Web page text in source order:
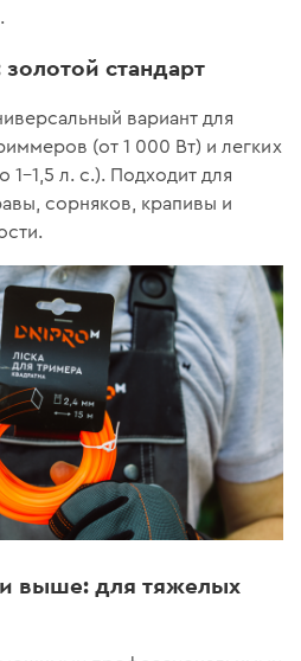
стандарт
вариант для
(от 1 000 Вт) и легких
л. с.). Подходит для
сорняков, крапивы и
выше: для тяжелых